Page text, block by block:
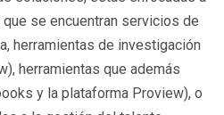
se encuentran servicios de
herramientas de investigación
herramientas que además
y la plataforma Proview), o